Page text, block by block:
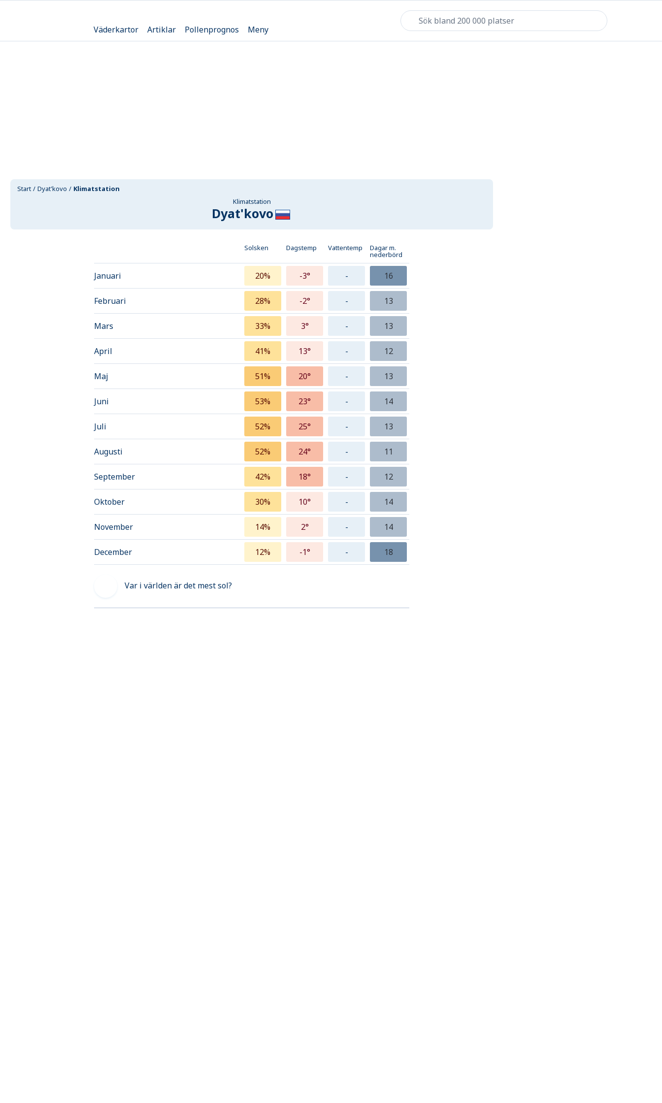
Väderkartor Artiklar Pollenprognos Meny
Start Dyat'kovo
Klimatstation
Klimatstation
Dyat'kovo
Solsken Dagstemp Vattentemp Dagar m.
nederbörd
Januari 20% -3° - 16
Februari 28% -2° - 13
Mars 33% 3° - 13
April 41% 13° - 12
Maj 51% 20° - 13
Juni 53% 23° - 14
Juli 52% 25° - 13
Augusti 52% 24° - 11
September 42% 18° - 12
Oktober 30% 10° - 14
November 14% 2° - 14
December 12% -1° - 18
Var i världen är det mest sol?